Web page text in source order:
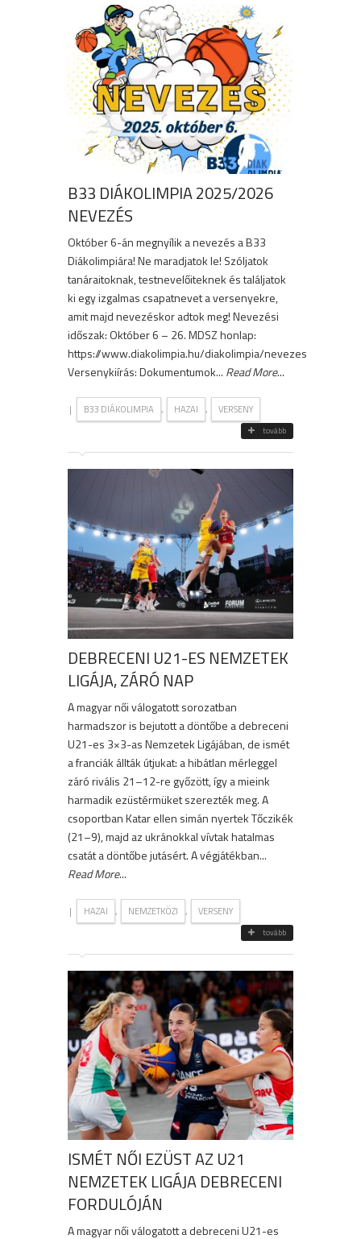
B33 DIÁKOLIMPIA 2025/2026
NEVEZÉS
Október 6-án megnyílik a nevezés a B33
Diákolimpiára! Ne maradjatok le! Szóljatok
tanáraitoknak, testnevelőiteknek és találjatok
ki egy izgalmas csapatnevet a versenyekre,
amit majd nevezéskor adtok meg! Nevezési
időszak: Október 6 – 26. MDSZ honlap:
https://www.diakolimpia.hu/diakolimpia/nevezes
Versenykiírás: Dokumentumok... Read More...
| B33 DIÁKOLIMPIA , HAZAI , VERSENY
tovább
DEBRECENI U21-ES NEMZETEK
LIGÁJA, ZÁRÓ NAP
A magyar női válogatott sorozatban
harmadszor is bejutott a döntőbe a debreceni
U21-es 3×3-as Nemzetek Ligájában, de ismét
a franciák állták útjukat: a hibátlan mérleggel
záró rivális 21–12-re győzött, így a mieink
harmadik ezüstérmüket szerezték meg. A
csoportban Katar ellen simán nyertek Tőczikék
(21–9), majd az ukránokkal vívtak hatalmas
csatát a döntőbe jutásért. A végjátékban...
Read More...
| HAZAI , NEMZETKÖZI , VERSENY
tovább
ISMÉT NŐI EZÜST AZ U21
NEMZETEK LIGÁJA DEBRECENI
FORDULÓJÁN
A magyar női válogatott a debreceni U21-es